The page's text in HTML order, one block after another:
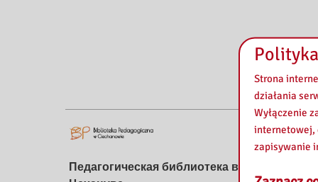
g
o
g
c
Педагогическая библиотека в
Strona
działania
Wyłączenie
internetowej,
zapisywanie